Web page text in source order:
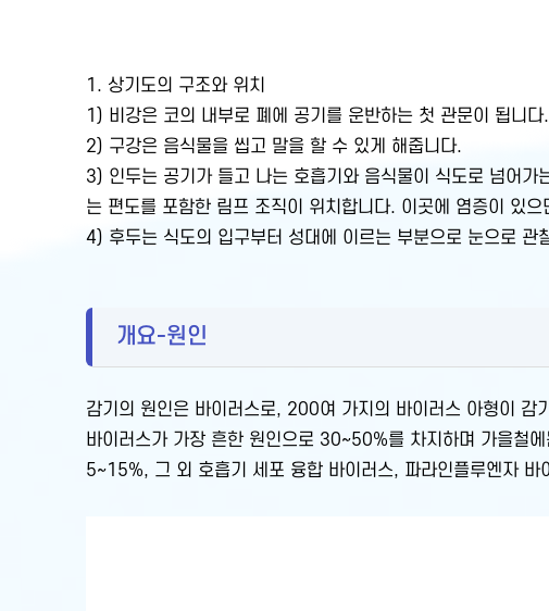
1. 상기도의 구조와 위치
1) 비강은 코의 내부로 폐에 공기를 운반하는 첫 관문이 됩니
2) 구강은 음식물을 씹고 말을 할 수 있게 해줍니다.
3) 인두는 공기가 들고 나는 호흡기와 음식물이 식도로 넘어가
는 편도를 포함한 림프 조직이 위치합니다. 이곳에 염증이 있
4) 후두는 식도의 입구부터 성대에 이르는 부분으로 눈으로
개요-원인
감기의 원인은 바이러스로, 200여 가지의 바이러스 아형이 감
바이러스가 가장 흔한 원인으로 30~50%를 차지하며 가을철
5~15%, 그 외 호흡기 세포 융합 바이러스, 파라인플루엔자